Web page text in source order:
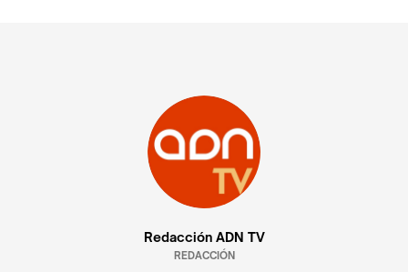
Redacción ADN TV
REDACCIÓN